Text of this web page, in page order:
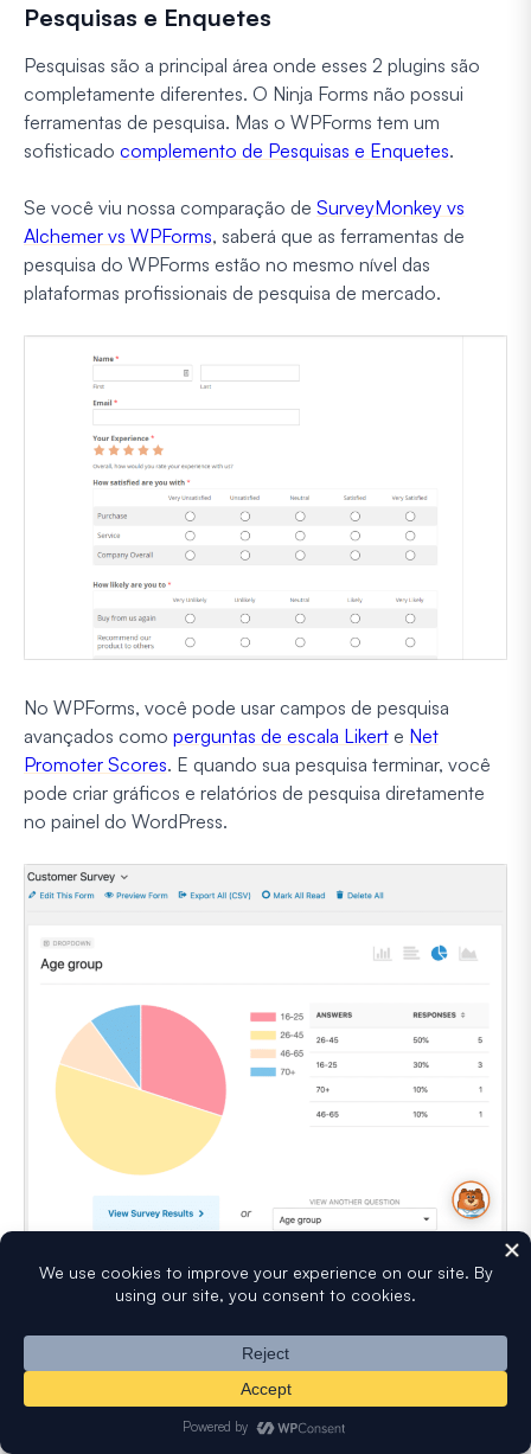
Pesquisas e Enquetes
Pesquisas são a principal área onde esses 2 plugins são
completamente diferentes. O Ninja Forms não possui
ferramentas de pesquisa. Mas o WPForms tem um
sofisticado complemento de Pesquisas e Enquetes.
Se você viu nossa comparação de SurveyMonkey vs
Alchemer vs WPForms, saberá que as ferramentas de
pesquisa do WPForms estão no mesmo nível das
plataformas profissionais de pesquisa de mercado.
No WPForms, você pode usar campos de pesquisa
avançados como perguntas de escala Likert e Net
Promoter Scores. E quando sua pesquisa terminar, você
pode criar gráficos e relatórios de pesquisa diretamente
no painel do WordPress.
Você pode ativar esses belos relatórios de pesquisa para
configurado originalmente como uma pesquisa. E você
também pode habilitar o relatório de pesquisa após
receber as submissões.